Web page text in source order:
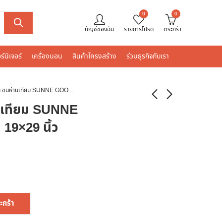
บัญชีของฉัน
0
รายการโปรด
0
ตระกร้า
นิเจอร์ เครื่องนอน สินค้าโครงสร้าง ร่วมธุรกิจกับเรา
หมอนหนุน ขนห่านเทียม SUNNE GOOSEHEAVEN 19×29 นิ้ว
ยม SUNNE
นิ้ว
กร้า